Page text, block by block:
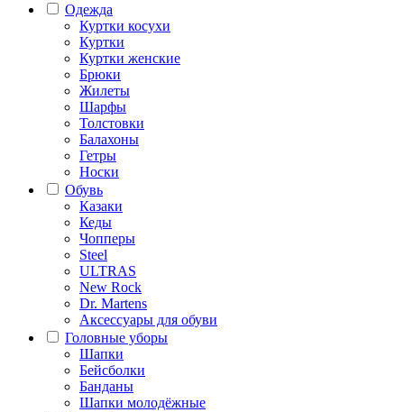
Одежда
Куртки косухи
Куртки
Куртки женские
Брюки
Жилеты
Шарфы
Толстовки
Балахоны
Гетры
Носки
Обувь
Казаки
Кеды
Чопперы
Steel
ULTRAS
New Rock
Dr. Martens
Аксессуары для обуви
Головные уборы
Шапки
Бейсболки
Банданы
Шапки молодёжные